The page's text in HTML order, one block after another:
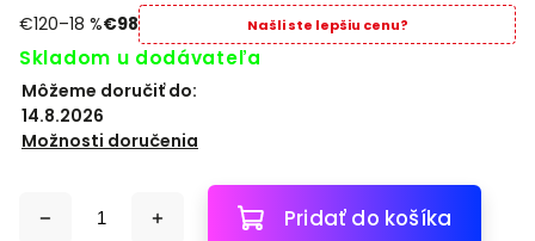
€120–18 %€98 Našli ste lepšiu cenu?
Skladom u dodávateľa
Môžeme doručiť do:
14.8.2026
Možnosti doručenia
Pridať do košíka